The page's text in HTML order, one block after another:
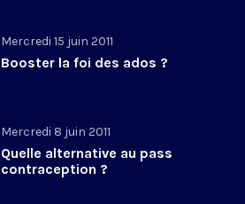
Mercredi 15 juin 2011
Booster la foi des ados ?
Mercredi 8 juin 2011
Quelle alternative au pass
contraception ?